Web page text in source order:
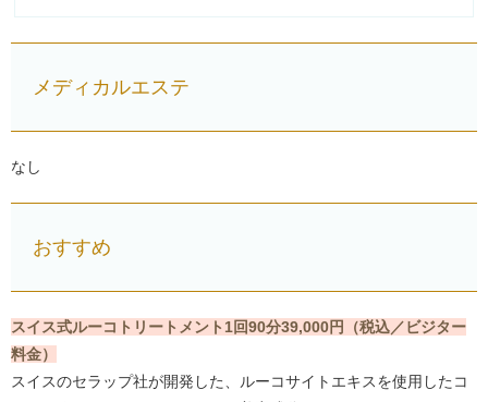
メディカルエステ
なし
おすすめ
スイス式ルーコトリートメント1回90分39,000円（税込／ビジター
料金）
スイスのセラップ社が開発した、ルーコサイトエキスを使用したコ